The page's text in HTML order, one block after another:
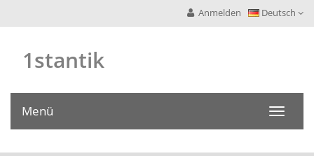
Deutsch
Anmelden
1stantik
Toggle
Menü